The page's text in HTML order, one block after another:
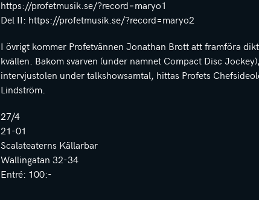
https://profetmusik.se/?record=maryo1
Del II: https://profetmusik.se/?record=maryo2
I övrigt kommer Profetvännen Jonathan Brott att framföra
kvällen. Bakom svarven (under namnet Compact Disc
intervjustolen under talkshowsamtal, hittas Profets
Lindström.
27/4
21-01
Scalateaterns Källarbar
Wallingatan 32-34
Entré: 100:-